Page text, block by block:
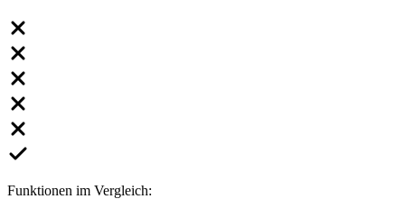
Funktionen im Vergleich: